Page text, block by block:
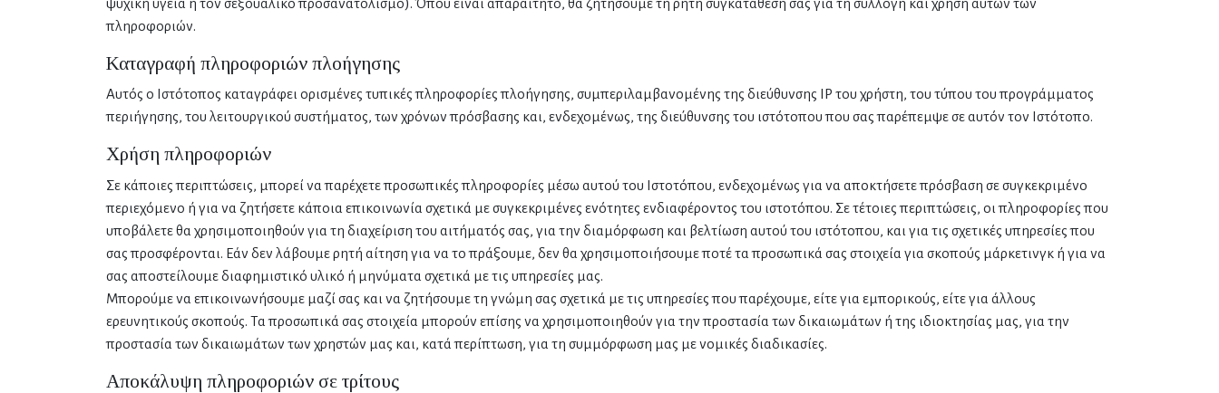
πληροφοριών.
Καταγραφή πληροφοριών πλοήγησης
Αυτός ο Ιστότοπος καταγράφει ορισμένες τυπικές πληροφορίες πλοήγησης, συμπεριλαμβανομένης της διεύθυνσης IP του χρήστη, του τύπου του προγράμματος
περιήγησης, του λειτουργικού συστήματος, των χρόνων πρόσβασης και, ενδεχομένως, της διεύθυνσης του ιστότοπου που σας παρέπεμψε σε αυτόν τον Ιστότοπο.
Χρήση πληροφοριών
Σε κάποιες περιπτώσεις, μπορεί να παρέχετε προσωπικές πληροφορίες μέσω αυτού του Ιστοτόπου, ενδεχομένως για να αποκτήσετε πρόσβαση σε συγκεκριμένο
περιεχόμενο ή για να ζητήσετε κάποια επικοινωνία σχετικά με συγκεκριμένες ενότητες ενδιαφέροντος του ιστοτόπου. Σε τέτοιες περιπτώσεις, οι πληροφορίες που
υποβάλετε θα χρησιμοποιηθούν για τη διαχείριση του αιτήματός σας, για την διαμόρφωση και βελτίωση αυτού του ιστότοπου, και για τις σχετικές υπηρεσίες που
σας προσφέρονται. Εάν δεν λάβουμε ρητή αίτηση για να το πράξουμε, δεν θα χρησιμοποιήσουμε ποτέ τα προσωπικά σας στοιχεία για σκοπούς μάρκετινγκ ή για να
σας αποστείλουμε διαφημιστικό υλικό ή μηνύματα σχετικά με τις υπηρεσίες μας.
Μπορούμε να επικοινωνήσουμε μαζί σας και να ζητήσουμε τη γνώμη σας σχετικά με τις υπηρεσίες που παρέχουμε, είτε για εμπορικούς, είτε για άλλους
ερευνητικούς σκοπούς. Τα προσωπικά σας στοιχεία μπορούν επίσης να χρησιμοποιηθούν για την προστασία των δικαιωμάτων ή της ιδιοκτησίας μας, για την
προστασία των δικαιωμάτων των χρηστών μας και, κατά περίπτωση, για τη συμμόρφωση μας με νομικές διαδικασίες.
Αποκάλυψη πληροφοριών σε τρίτους